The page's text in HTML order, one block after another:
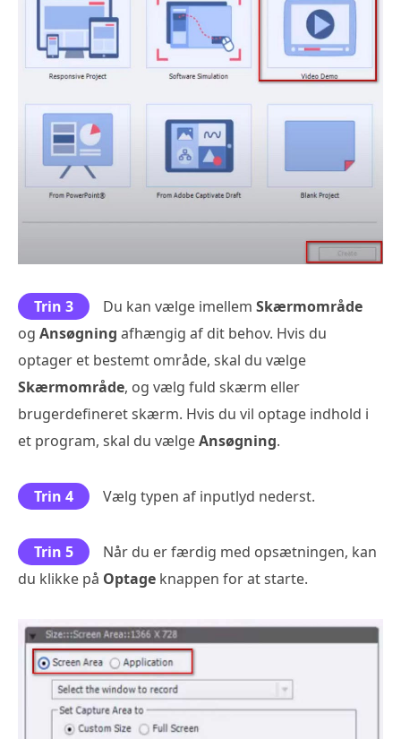
Trin 3 Du kan vælge imellem Skærmområde
og Ansøgning afhængig af dit behov. Hvis du
optager et bestemt område, skal du vælge
Skærmområde, og vælg fuld skærm eller
brugerdefineret skærm. Hvis du vil optage indhold i
et program, skal du vælgeAnsøgning.
Trin 4 Vælg typen af inputlyd nederst.
Trin 5
Når du er færdig med opsætningen, kan
du klikke på Optage knappen for at starte.